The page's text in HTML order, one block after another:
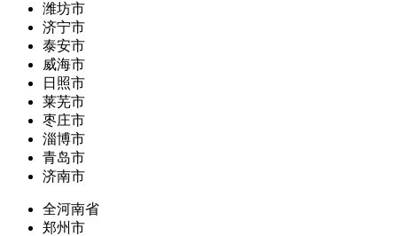
潍坊市
济宁市
泰安市
威海市
日照市
莱芜市
枣庄市
淄博市
青岛市
济南市
全河南省
郑州市